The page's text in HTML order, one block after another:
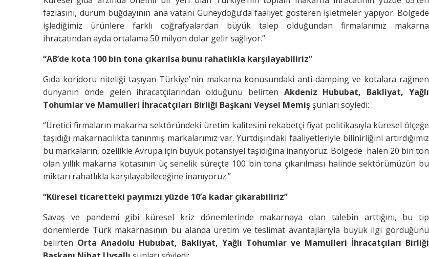
fazlasını, durum buğdayının ana vatanı Güneydoğu’da faaliyet gösteren işletmeler yapıyor. Bölgede
işlediğimiz ürünlere farklı coğrafyalardan büyük talep olduğundan firmalarımız makarna
ihracatından ayda ortalama 50 milyon dolar gelir sağlıyor.”
“AB’de kota 100 bin tona çıkarılsa bunu rahatlıkla karşılayabiliriz”
Gıda koridoru niteliği taşıyan Türkiye'nin makarna konusundaki anti-damping ve kotalara rağmen
dünyanın önde gelen ihracatçılarından olduğunu belirten Akdeniz Hububat, Bakliyat, Yağlı
Tohumlar ve Mamulleri İhracatçıları Birliği Başkanı Veysel Memişşunları söyledi:
“Üretici firmaların makarna sektöründeki üretim kalitesini rekabetçi fiyat politikasıyla küresel ölçeğe
taşıdığı makarnacılıkta tanınmış markalarımız var. Yurtdışındaki faaliyetleriyle bilinirliğini artırdığımız
bu markaların, özellikle Avrupa için büyük potansiyel taşıdığına inanıyoruz. Bölgede halen 20 bin ton
olan yıllık makarna kotasının üç senelik süreçte 100 bin tona çıkarılması halinde sektörümüzün bu
miktarı rahatlıkla karşılayabileceğine inanıyoruz.”
“Küresel ticaretteki payımızı yüzde 10’a kadar çıkarabiliriz”
Savaş ve pandemi gibi küresel kriz dönemlerinde makarnaya olan talebin arttığını, bu tip
dönemlerde Türk makarnasının bu alanda üretim ve teslimat avantajlarıyla büyük ilgi gördüğünü
belirten Orta Anadolu Hububat, Bakliyat, Yağlı Tohumlar ve Mamulleri İhracatçıları Birliği